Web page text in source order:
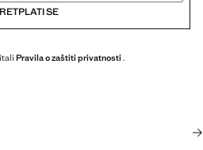
SE
Pravila o zaštiti privatnosti .